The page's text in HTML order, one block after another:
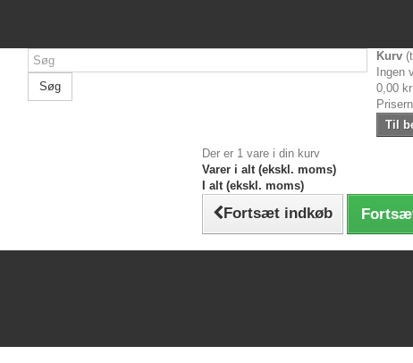
Søg
Kurv
Ingen
0,00 kr
Til
Der er 1 vare i din kurv
Varer i alt (ekskl. moms)
I alt (ekskl. moms)
Fortsæt indkøb